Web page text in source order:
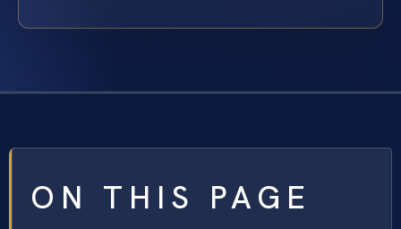
ON THIS PAGE